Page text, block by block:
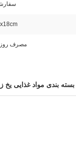
مصرف
بسته بندی مواد غذایی یخ